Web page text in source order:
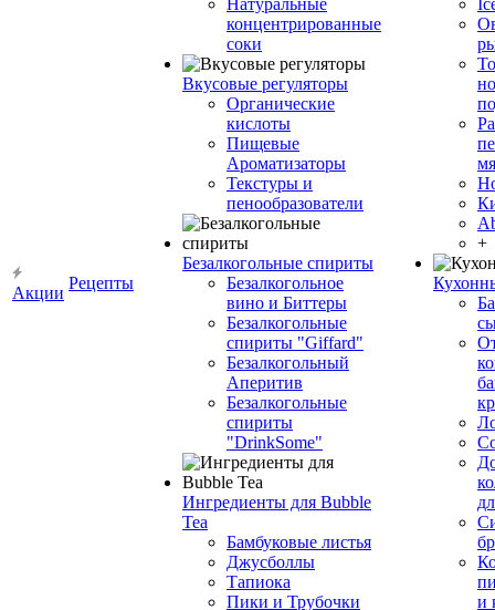
Акции
Рецепты
Натуральные
концентрированные
соки
Вкусовые регуляторы
Органические
кислоты
Пищевые
Ароматизаторы
Текстуры и
пенообразователи
Безалкогольные спириты
Безалкогольное
вино и Биттеры
Безалкогольные
спириты "Giffard"
Безалкогольный
Аперитив
Безалкогольные
спириты
"DrinkSome"
Ингредиенты для Bubble
Tea
Бамбуковые листья
Джусболлы
Тапиока
Пики и Трубочки
+
и